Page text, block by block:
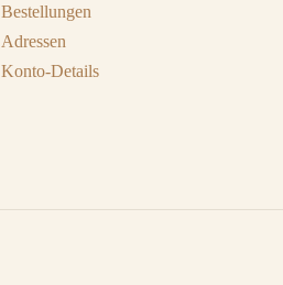
Bestellungen
Adressen
Konto-Details